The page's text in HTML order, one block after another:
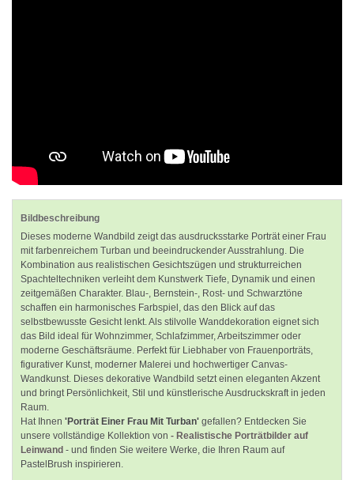
Bildbeschreibung
Dieses moderne Wandbild zeigt das ausdrucksstarke Porträt einer Frau
mit farbenreichem Turban und beeindruckender Ausstrahlung. Die
Kombination aus realistischen Gesichtszügen und strukturreichen
Spachteltechniken verleiht dem Kunstwerk Tiefe, Dynamik und einen
zeitgemäßen Charakter. Blau-, Bernstein-, Rost- und Schwarztöne
schaffen ein harmonisches Farbspiel, das den Blick auf das
selbstbewusste Gesicht lenkt. Als stilvolle Wanddekoration eignet sich
das Bild ideal für Wohnzimmer, Schlafzimmer, Arbeitszimmer oder
moderne Geschäftsräume. Perfekt für Liebhaber von Frauenporträts,
figurativer Kunst, moderner Malerei und hochwertiger Canvas-
Wandkunst. Dieses dekorative Wandbild setzt einen eleganten Akzent
und bringt Persönlichkeit, Stil und künstlerische Ausdruckskraft in jeden
Raum.
Hat Ihnen 'Porträt Einer Frau Mit Turban' gefallen? Entdecken Sie
unsere vollständige Kollektion von - Realistische Porträtbilder auf
Leinwand - und finden Sie weitere Werke, die Ihren Raum auf
PastelBrush inspirieren.